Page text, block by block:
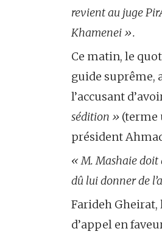
revient au juge
Khamenei ».
Ce matin, le
guide suprême,
l’accusant
sédition » (terme
président
« M. Mashaie doit
dû lui donner de
Farideh Gheirat,
d’appel en